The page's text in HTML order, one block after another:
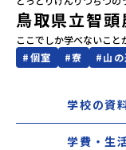
鳥取県立智
ここでしか学べないこと
#個室 #寮 #山の
学校の資
学費・生